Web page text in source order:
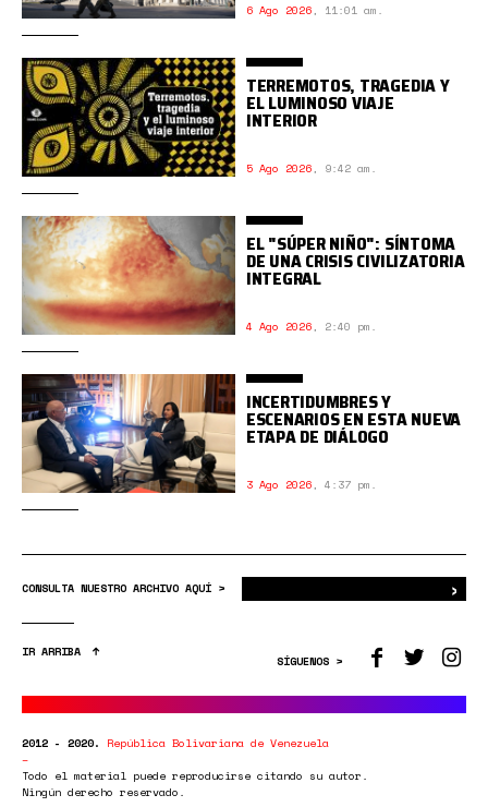
6 Ago 2026, 11:01 am.
TERREMOTOS, TRAGEDIA Y
EL LUMINOSO VIAJE
INTERIOR
5 Ago 2026, 9:42 am.
EL "SÚPER NIÑO": SÍNTOMA
DE UNA CRISIS CIVILIZATORIA
INTEGRAL
4 Ago 2026, 2:40 pm.
INCERTIDUMBRES Y
ESCENARIOS EN ESTA NUEVA
ETAPA DE DIÁLOGO
3 Ago 2026, 4:37 pm.
CONSULTA NUESTRO ARCHIVO AQUÍ > ›
IR ARRIBA
SÍGUENOS >
2012 - 2020. República Bolivariana de Venezuela
Todo el material puede reproducirse citando su autor.
Ningún derecho reservado.